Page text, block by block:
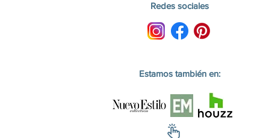
Redes sociales
Estamos también en: